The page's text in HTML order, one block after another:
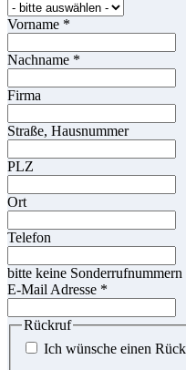
Vorname *
Nachname *
Firma
Straße, Hausnummer
PLZ
Ort
Telefon
bitte keine Sonderrufnummern
E-Mail Adresse *
Rückruf
Ich wünsche einen